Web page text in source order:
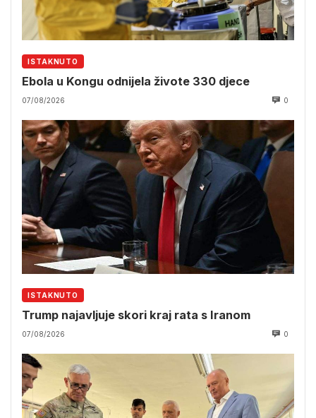
ISTAKNUTO
Ebola u Kongu odnijela živote 330 djece
07/08/2026 0
ISTAKNUTO
Trump najavljuje skori kraj rata s Iranom
07/08/2026 0